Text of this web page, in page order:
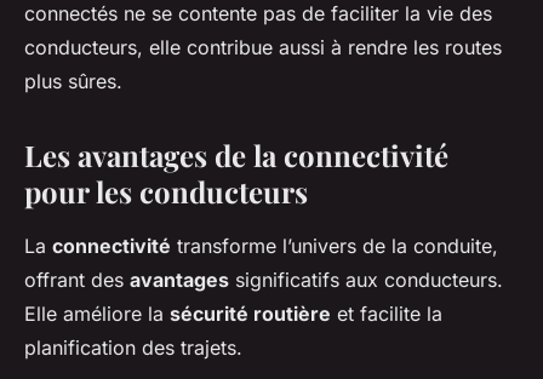
connectés ne se contente pas de faciliter la vie des
conducteurs, elle contribue aussi à rendre les routes
plus sûres.
Les avantages de la connectivité
pour les conducteurs
La connectivité transforme l’univers de la conduite,
offrant des avantages significatifs aux conducteurs.
Elle améliore la sécurité routière et facilite la
planification des trajets.